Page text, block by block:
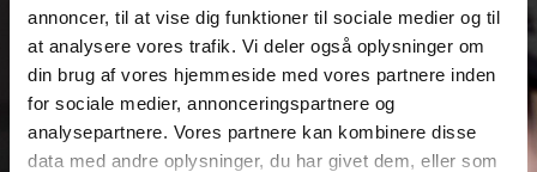
annoncer, til at vise dig funktioner til sociale medier og til
at analysere vores trafik. Vi deler også oplysninger om
din brug af vores hjemmeside med vores partnere inden
for sociale medier, annonceringspartnere og
analysepartnere. Vores partnere kan kombinere disse
data med andre oplysninger, du har givet dem, eller som
Vælg hvor mange dage om ugen du kan træne - og få et
program, der passer til det.
Vejledning med videoer, billeder og tekst, så du altid ved,
hvad du skal gøre.
Er du i tvivl? De første 30 dage kan du skrivegratistil